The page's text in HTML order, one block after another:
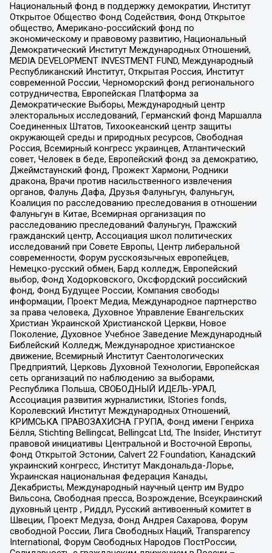
Национальный фонд в поддержку демократии, Институт
Открытое Общество Фонд Содействия, Фонд Открытое
общество, Американо-российский фонд по
экономическому и правовому развитию, Национальный
Демократический Институт Международных Отношений,
MEDIA DEVELOPMENT INVESTMENT FUND, Международный
Республиканский Институт, Открытая Россия, Институт
современной России, Черноморский фонд регионального
сотрудничества, Европейская Платформа за
Демократические Выборы, Международный центр
электоральных исследований, Германский фонд Маршалла
Соединенных Штатов, Тихоокеанский центр защиты
окружающей среды и природных ресурсов, Свободная
Россия, Всемирный конгресс украинцев, Атлантический
совет, Человек в беде, Европейский фонд за демократию,
Джеймстаунский фонд, Прожект Хармони, Родники
дракона, Врачи против насильственного извлечения
органов, Фалунь Дафа, Друзья Фалуньгун, Фалуньгун,
Коалиция по расследованию преследования в отношении
Фалуньгун в Китае, Всемирная организация по
расследованию преследований Фалуньгун, Пражский
гражданский центр, Ассоциация школ политических
исследований при Совете Европы, Центр либеральной
современности, Форум русскоязычных европейцев,
Немецко-русский обмен, Бард колледж, Европейский
выбор, Фонд Ходорковского, Оксфордский российский
фонд, Фонд Будущее России, Компания свободы
информации, Проект Медиа, Международное партнерство
за права человека, Духовное Управление Евангельских
Христиан Украинской Христианской Церкви, Новое
Поколение, Духовное Учебное Заведение Международный
Библейский Колледж, Международное христианское
движение, Всемирный Институт Саентологических
Предприятий, Церковь Духовной Технологии, Европейская
сеть организаций по наблюдению за выборами,
Республика Польша, СВОБОДНЫЙ ИДЕЛЬ-УРАЛ,
Ассоциация развития журналистики, IStories fonds,
Королевский Институт Международных Отношений,
КРИМСЬКА ПРАВОЗАХИСНА ГРУПА, Фонд имени Генриха
Бёлля, Stichting Bellingcat, Bellingcat Ltd, The Insider, Институт
правовой инициативы Центральной и Восточной Европы,
Фонд Открытой Эстонии, Calvert 22 Foundation, Канадский
украинский конгресс, Институт Макдональда-Лорье,
Украинская национальная федерация Канады,
Декабристы, Международный научный центр им Вудро
Вильсона, Свободная пресса, Возрождение, Всеукраинский
духовный центр , Риддл, Русский антивоенный комитет в
Швеции, Проект Медуза, Фонд Андрея Сахарова, Форум
свободной России, Лига Свободных Наций, Transparеncy
International, Форум Свободных Народов ПостРоссии,